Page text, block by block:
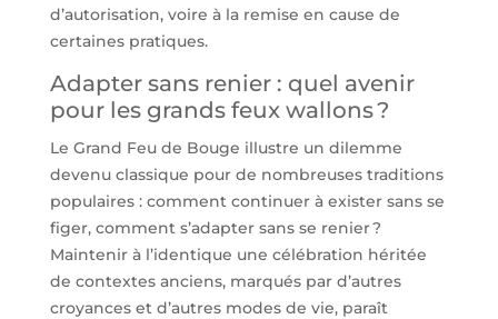
d’autorisation, voire à la remise en cause de
certaines pratiques.
Adapter sans renier : quel avenir
pour les grands feux wallons ?
Le Grand Feu de Bouge illustre un dilemme
devenu classique pour de nombreuses traditions
populaires : comment continuer à exister sans se
figer, comment s’adapter sans se renier ?
Maintenir à l’identique une célébration héritée
de contextes anciens, marqués par d’autres
croyances et d’autres modes de vie, paraît